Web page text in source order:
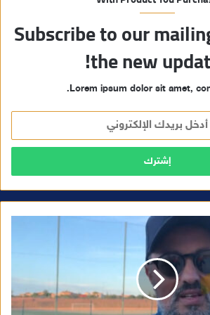
Subscribe to our
the new
Lorem ipsum dolor sit amet,